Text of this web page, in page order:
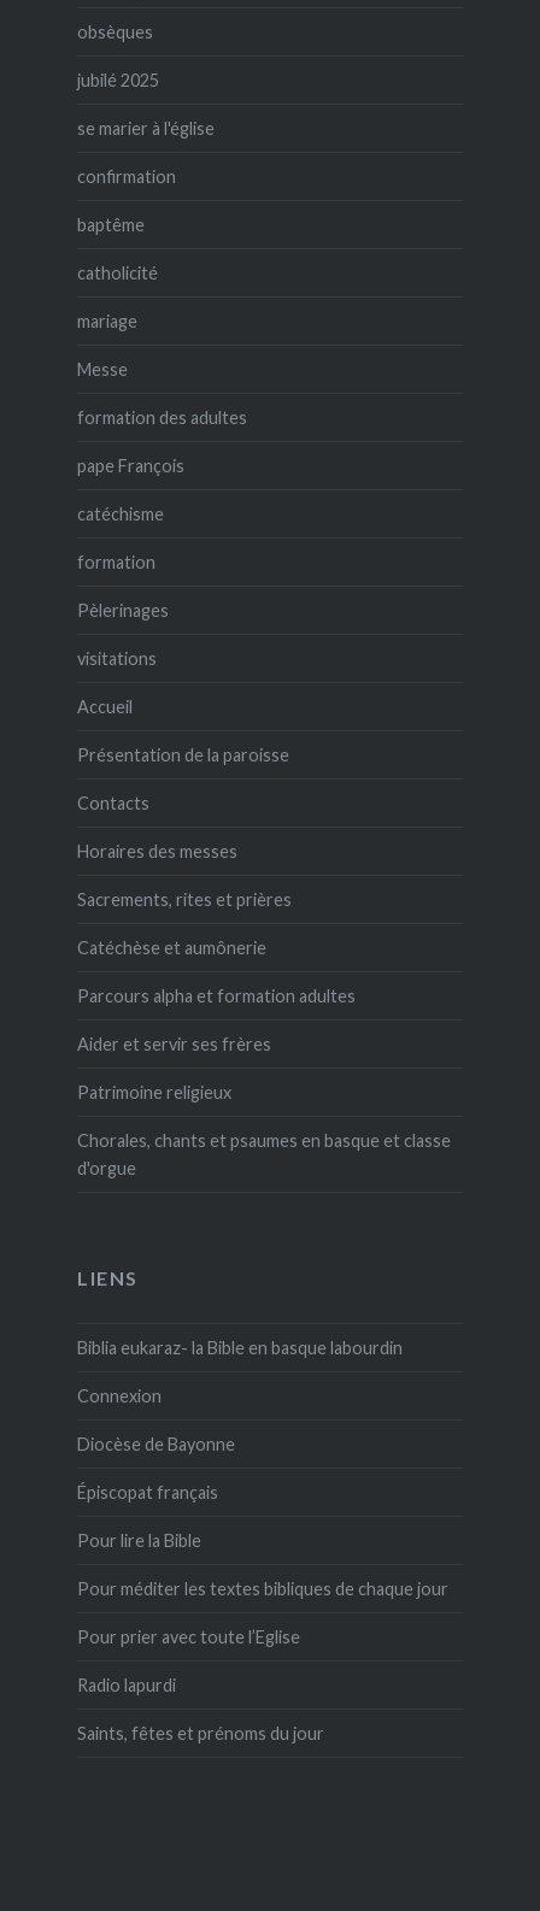
obsèques
jubilé 2025
se marier à l'église
confirmation
baptême
catholicité
mariage
Messe
formation des adultes
pape François
catéchisme
formation
Pèlerinages
visitations
Accueil
Présentation de la paroisse
Contacts
Horaires des messes
Sacrements, rites et prières
Catéchèse et aumônerie
Parcours alpha et formation adultes
Aider et servir ses frères
Patrimoine religieux
Chorales, chants et psaumes en basque et classe
d'orgue
LIENS
Biblia eukaraz- la Bible en basque labourdin
Connexion
Diocèse de Bayonne
Épiscopat français
Pour lire la Bible
Pour méditer les textes bibliques de chaque jour
Pour prier avec toute l’Eglise
Radio lapurdi
Saints, fêtes et prénoms du jour